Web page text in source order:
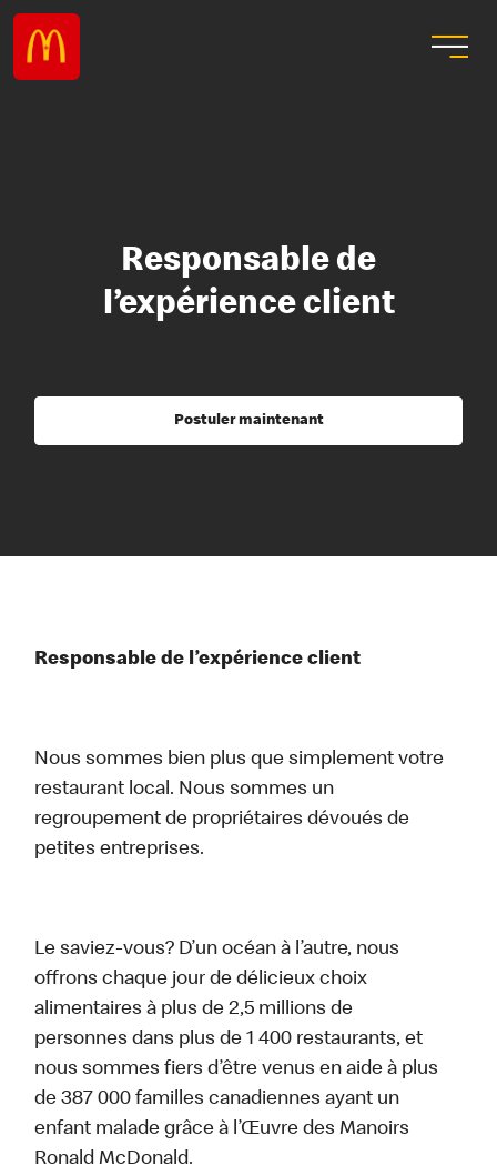
Responsable de
l’expérience client
Postuler maintenant
Responsable de l’expérience client
Nous sommes bien plus que simplement votre
restaurant local. Nous sommes un
regroupement de propriétaires dévoués de
petites entreprises.
Le saviez-vous? D’un océan à l’autre, nous
offrons chaque jour de délicieux choix
alimentaires à plus de 2,5 millions de
personnes dans plus de 1 400 restaurants, et
nous sommes fiers d’être venus en aide à plus
de 387 000 familles canadiennes ayant un
enfant malade grâce à l’Œuvre des Manoirs
Ronald McDonald.